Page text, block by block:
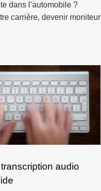
dans l’automobile ?
carrière, devenir moniteur
audio